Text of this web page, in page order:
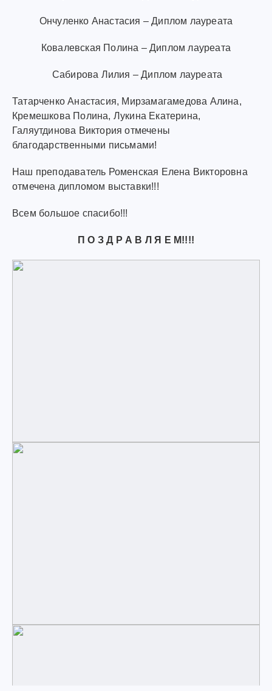
Ончуленко Анастасия – Диплом лауреата
Ковалевская Полина – Диплом лауреата
Сабирова Лилия – Диплом лауреата
Татарченко Анастасия, Мирзамагамедова Алина,
Кремешкова Полина, Лукина Екатерина,
Галяутдинова Виктория отмечены
благодарственными письмами!
Наш преподаватель Роменская Елена Викторовна
отмечена дипломом выставки!!!
Всем большое спасибо!!!
П О З Д Р А В Л Я Е М!!!!